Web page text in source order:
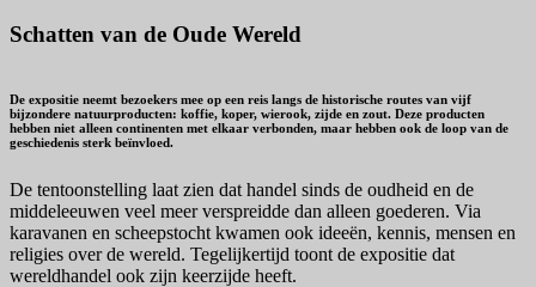
Schatten van de Oude Wereld
De expositie neemt bezoekers mee op een reis langs de historische routes van vijf
bijzondere natuurproducten: koffie, koper, wierook, zijde en zout. Deze producten
hebben niet alleen continenten met elkaar verbonden, maar hebben ook de loop van de
geschiedenis sterk beïnvloed.
De tentoonstelling laat zien dat handel sinds de oudheid en de
middeleeuwen veel meer verspreidde dan alleen goederen. Via
karavanen en scheepstocht kwamen ook ideeën, kennis, mensen en
religies over de wereld. Tegelijkertijd toont de expositie dat
wereldhandel ook zijn keerzijde heeft.